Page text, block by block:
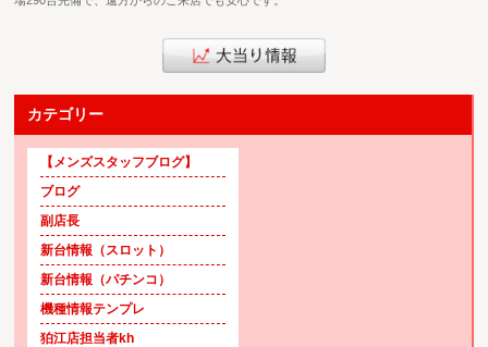
カテゴリー
【メンズスタッフブログ】
ブログ
副店長
新台情報（スロット）
新台情報（パチンコ）
機種情報テンプレ
狛江店担当者kh